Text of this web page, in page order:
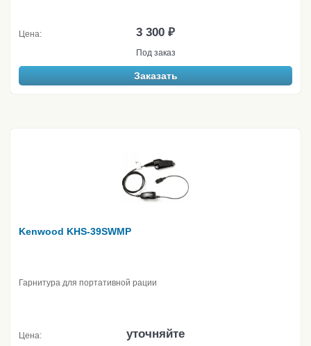
Цена: 3 300 ₽
Под заказ
Заказать
Kenwood KHS-39SWMP
Гарнитура для портативной рации
Цена: уточняйте